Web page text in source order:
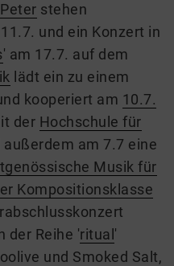
stehen
und ein Konzert in
' am 17.7. auf dem
lädt ein zu einem
kooperiert am 10.7.
der Hochschule für
außerdem am 7.7 eine
Musik für
Kompositionsklasse
der Reihe 'ritual '
und Smoked Salt,